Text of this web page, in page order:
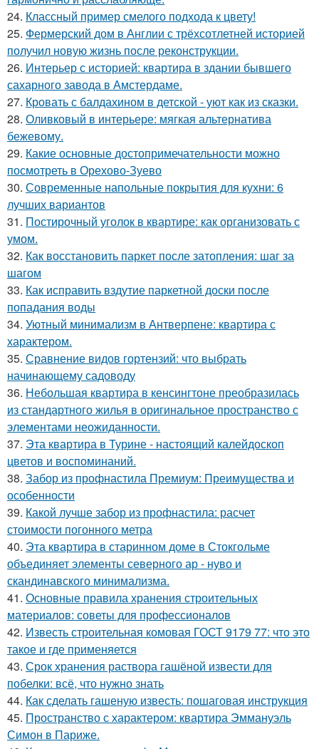
24. Классный пример смелого подхода к цвету!
25. Фермерский дом в Англии с трёхсотлетней историей
получил новую жизнь после реконструкции.
26. Интерьер с историей: квартира в здании бывшего
сахарного завода в Амстердаме.
27. Кровать с балдахином в детской - уют как из сказки.
28. Оливковый в интерьере: мягкая альтернатива
бежевому.
29. Какие основные достопримечательности можно
посмотреть в Орехово-Зуево
30. Современные напольные покрытия для кухни: 6
лучших вариантов
31. Постирочный уголок в квартире: как организовать с
умом.
32. Как восстановить паркет после затопления: шаг за
шагом
33. Как исправить вздутие паркетной доски после
попадания воды
34. Уютный минимализм в Антверпене: квартира с
характером.
35. Сравнение видов гортензий: что выбрать
начинающему садоводу
36. Небольшая квартира в кенсингтоне преобразилась
из стандартного жилья в оригинальное пространство с
элементами неожиданности.
37. Эта квартира в Турине - настоящий калейдоскоп
цветов и воспоминаний.
38. Забор из профнастила Премиум: Преимущества и
особенности
39. Какой лучше забор из профнастила: расчет
стоимости погонного метра
40. Эта квартира в старинном доме в Стокгольме
объединяет элементы северного ар - нуво и
скандинавского минимализма.
41. Основные правила хранения строительных
материалов: советы для профессионалов
42. Известь строительная комовая ГОСТ 9179 77: что это
такое и где применяется
43. Срок хранения раствора гашёной извести для
побелки: всё, что нужно знать
44. Как сделать гашеную известь: пошаговая инструкция
45. Пространство с характером: квартира Эммануэль
Симон в Париже.